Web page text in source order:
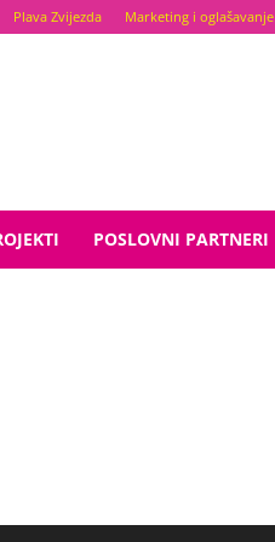
Plava Zvijezda Marketing i oglašavanje
POSLOVNI PARTNERI